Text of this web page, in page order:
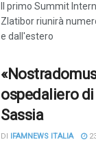
Il primo Summit
Zlatibor riunirà
e dall'estero
ospedaliero
Sassia
DI IFAMNEWS ITALIA